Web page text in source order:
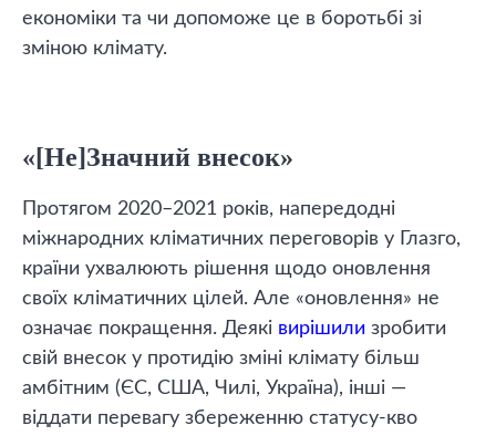
економіки та чи допоможе це в боротьбі зі
зміною клімату.
«[Не]Значний внесок»
Протягом 2020–2021 років, напередодні
міжнародних кліматичних переговорів у Глазго,
країни ухвалюють рішення щодо оновлення
своїх кліматичних цілей. Але «оновлення» не
означає покращення. Деякі вирішили зробити
свій внесок у протидію зміні клімату більш
амбітним (ЄС, США, Чилі, Україна), інші —
віддати перевагу збереженню статусу-кво